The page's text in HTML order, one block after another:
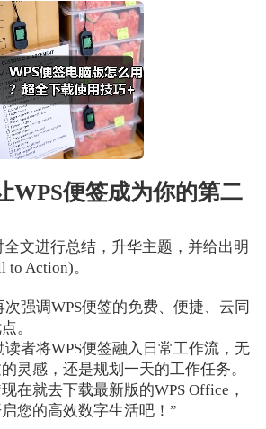
WPS便签成为你的第二
全文进行总结，升华主题，并给出明
to Action)。
次强调WPS便签的免费、便捷、云同
。
读者将WPS便签融入日常工作流，无
灵感，还是规划一天的工作任务。
在就去下载最新版的WPS Office，
您的高效数字生活吧！”